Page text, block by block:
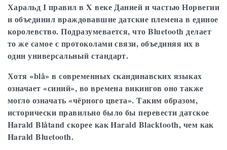
Харальд I правил в X веке Данией и частью Норвегии
и объединил враждовавшие датские племена в единое
королевство. Подразумевается, что Bluetooth делает
то же самое с протоколами связи, объединяя их в
один универсальный стандарт.
Хотя «blå» в современных скандинавских языках
означает «синий», во времена викингов оно также
могло означать «чёрного цвета». Таким образом,
исторически правильно было бы перевести датское
Harald Blåtand скорее как Harald Blacktooth, чем как
Harald Bluetooth.